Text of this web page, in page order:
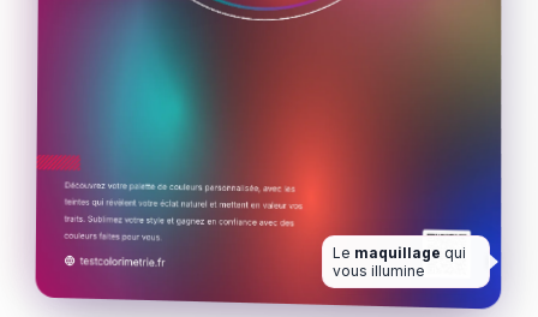
Le maquillage qui
vous illumine